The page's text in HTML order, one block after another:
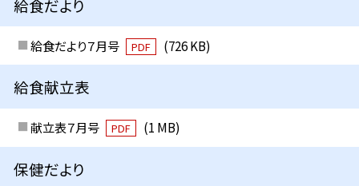
給食だより
給食だより７月号 PDF (726 KB)
給食献立表
献立表７月号 PDF (1 MB)
保健だより